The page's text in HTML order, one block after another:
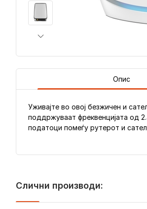
Опис
Уживајте во овој безжичен и
поддржуваат фреквенцијата од
податоци помеѓу рутерот и
Слични производи: